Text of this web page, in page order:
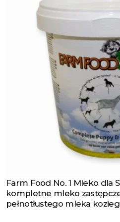
Zobacz produkt
Farm Food No. 1 Mleko dla
kompletne mleko
pełnotłustego mleka